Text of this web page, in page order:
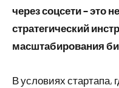
через соцсети – это
стратегический
масштабирования
В условиях стартапа,